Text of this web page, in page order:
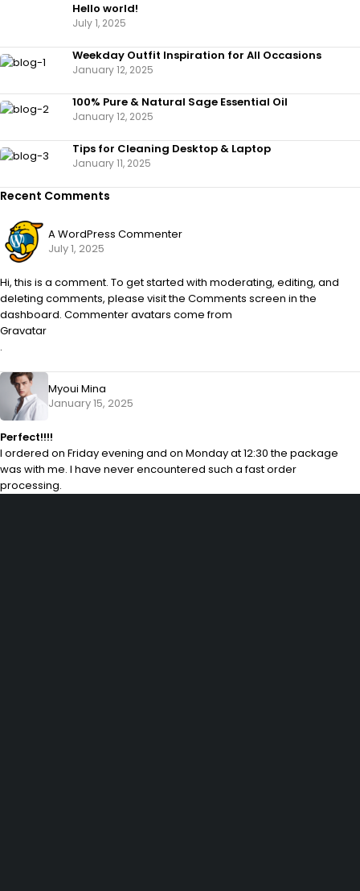
Hello world!
July 1, 2025
Weekday Outfit Inspiration for All Occasions
January 12, 2025
100% Pure & Natural Sage Essential Oil
January 12, 2025
Tips for Cleaning Desktop & Laptop
January 11, 2025
Recent Comments
A WordPress Commenter
July 1, 2025
Hi, this is a comment. To get started with moderating, editing, and
deleting comments, please visit the Comments screen in the
dashboard. Commenter avatars come from
Gravatar
.
Myoui Mina
January 15, 2025
Perfect!!!!
I ordered on Friday evening and on Monday at 12:30 the package
was with me. I have never encountered such a fast order
processing.